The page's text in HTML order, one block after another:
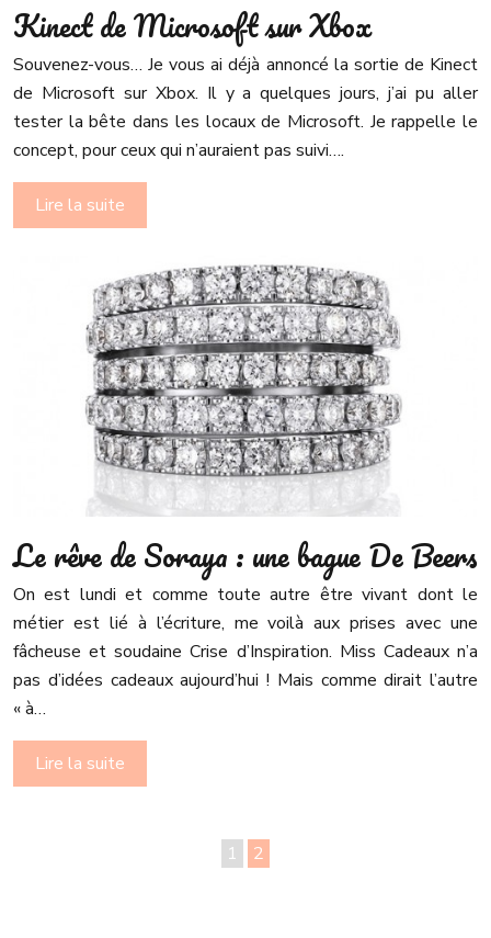
Kinect de Microsoft sur Xbox
Souvenez-vous… Je vous ai déjà annoncé la sortie de Kinect
de Microsoft sur Xbox. Il y a quelques jours, j’ai pu aller
tester la bête dans les locaux de Microsoft. Je rappelle le
concept, pour ceux qui n’auraient pas suivi….
Lire la suite
Le rêve de Soraya : une bague De Beers
On est lundi et comme toute autre être vivant dont le
métier est lié à l’écriture, me voilà aux prises avec une
fâcheuse et soudaine Crise d’Inspiration. Miss Cadeaux n’a
pas d’idées cadeaux aujourd’hui ! Mais comme dirait l’autre
« à…
Lire la suite
1 2